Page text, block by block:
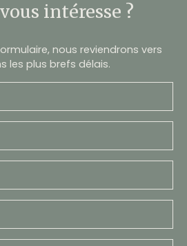
vous intéresse ?
nous reviendrons vers
les plus brefs délais.